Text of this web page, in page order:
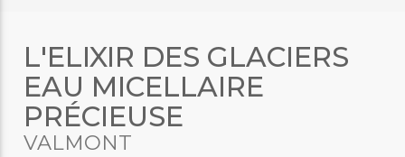
L'ELIXIR DES GLACIERS
EAU MICELLAIRE
PRÉCIEUSE
VALMONT